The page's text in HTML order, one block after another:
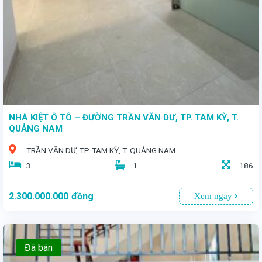
NHÀ KIỆT Ô TÔ – ĐƯỜNG TRẦN VĂN DƯ, TP. TAM KỲ, T.
QUẢNG NAM
TRẦN VĂN DƯ, TP. TAM KỲ, T. QUẢNG NAM
3
1 186
2.300.000.000 đồng Xem ngay
Đã bán